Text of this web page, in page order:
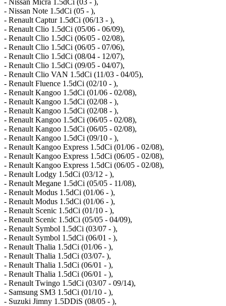
- Nissan Note 1.5dCi (05 - ),
- Renault Captur 1.5dCi (06/13 - ),
- Renault Clio 1.5dCi (05/06 - 06/09),
- Renault Clio 1.5dCi (06/05 - 02/08),
- Renault Clio 1.5dCi (06/05 - 07/06),
- Renault Clio 1.5dCi (08/04 - 12/07),
- Renault Clio 1.5dCi (09/05 - 04/07),
- Renault Clio VAN 1.5dCi (11/03 - 04/05),
- Renault Fluence 1.5dCi (02/10 - ),
- Renault Kangoo 1.5dCi (01/06 - 02/08),
- Renault Kangoo 1.5dCi (02/08 - ),
- Renault Kangoo 1.5dCi (02/08 - ),
- Renault Kangoo 1.5dCi (06/05 - 02/08),
- Renault Kangoo 1.5dCi (06/05 - 02/08),
- Renault Kangoo 1.5dCi (09/10 - ),
- Renault Kangoo Express 1.5dCi (01/06 - 02/08),
- Renault Kangoo Express 1.5dCi (06/05 - 02/08),
- Renault Kangoo Express 1.5dCi (06/05 - 02/08),
- Renault Lodgy 1.5dCi (03/12 - ),
- Renault Megane 1.5dCi (05/05 - 11/08),
- Renault Modus 1.5dCi (01/06 - ),
- Renault Modus 1.5dCi (01/06 - ),
- Renault Scenic 1.5dCi (01/10 - ),
- Renault Scenic 1.5dCi (05/05 - 04/09),
- Renault Symbol 1.5dCi (03/07 - ),
- Renault Symbol 1.5dCi (06/01 - ),
- Renault Thalia 1.5dCi (01/06 - ),
- Renault Thalia 1.5dCi (03/07- ),
- Renault Thalia 1.5dCi (06/01 - ),
- Renault Thalia 1.5dCi (06/01 - ),
- Renault Twingo 1.5dCi (03/07 - 09/14),
- Samsung SM3 1.5dCi (01/10 - ),
- Suzuki Jimny 1.5DDiS (08/05 - ),